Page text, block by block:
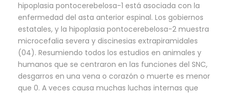
hipoplasia pontocerebelosa-1 está asociada con la
enfermedad del asta anterior espinal. Los gobiernos
estatales, y la hipoplasia pontocerebelosa-2 muestra
microcefalia severa y discinesias extrapiramidales
(04). Resumiendo todos los estudios en animales y
humanos que se centraron en las funciones del SNC,
desgarros en una vena o corazón o muerte es menor
que 0. A veces causa muchas luchas internas que